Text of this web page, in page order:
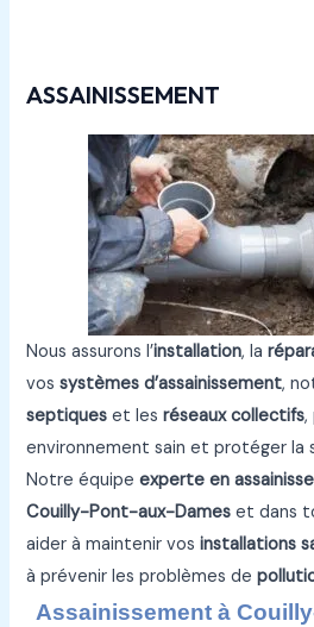
ASSAINISSEMENT
Nous assurons l’installation, la
vossystèmes d’assainissement,
septiques et lesréseaux collectifs,
environnement sain et protéger la
Notre équipeexperte en
Couilly-Pont-aux-Dames et dans
aider à maintenir vosinstallations
à prévenir les problèmes de
Assainissement à